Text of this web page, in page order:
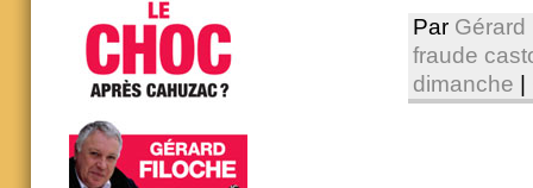
Par Gérard
fraude
dimanche |